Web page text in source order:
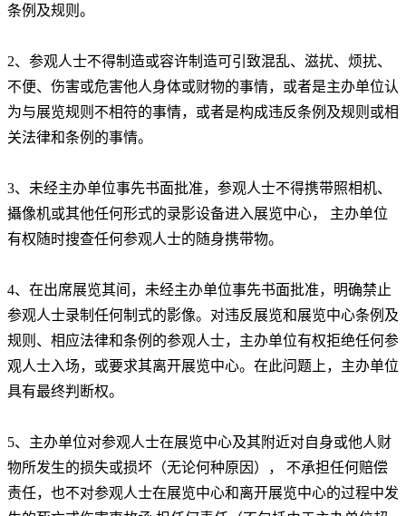
条例及规则。
2、 参观人士不得制造或容许制造可引致混乱、滋扰、烦扰、
不便、伤害或危害他人身体或财物的事情，或者是主办单位认
为与展览规则不相符的事情，或者是构成违反条例及规则或相
关法律和条例的事情。
3、未经主办单位事先书面批准，参观人士不得携带照相机、
攝像机或其他任何形式的录影设备进入展览中心，
主办单位
有权随时搜查任何参观人士的随身携带物。
4、在出席展览其间，未经主办单位事先书面批准，明确禁止
参观人士录制任何制式的影像。对违反展览和展览中心条例及
规则、相应法律和条例的参观人士，主办单位有权拒绝任何参
观人士入场，或要求其离开展览中心。在此问题上，主办单位
具有最终判断权。
5、 主办单位对参观人士在展览中心及其附近对自身或他人财
物所发生的损失或损坏（无论何种原因）， 不承担任何赔偿
责任，也不对参观人士在展览中心和离开展览中心的过程中发